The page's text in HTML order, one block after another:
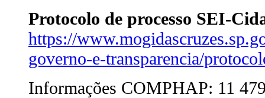
Protocolo de processo SEI-
https://
governo-e-transparencia/
Informações COMPHAP: 11